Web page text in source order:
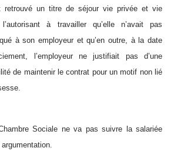
retrouvé un titre de séjour vie privée et vie
à travailler qu’elle n’avait pas
à son employeur et qu’en outre, à la date
l’employeur ne justifiait pas d’une
de maintenir le contrat pour un motif non lié
Sociale ne va pas suivre la salariée